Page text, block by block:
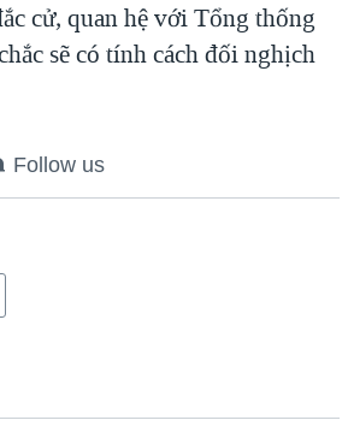
cử, quan hệ với Tổng thống
sẽ có tính cách đối nghịch
Follow us